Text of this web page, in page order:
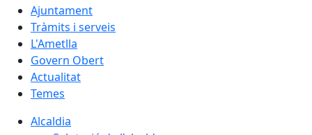
Ajuntament
Tràmits i serveis
L'Ametlla
Govern Obert
Actualitat
Temes
Alcaldia